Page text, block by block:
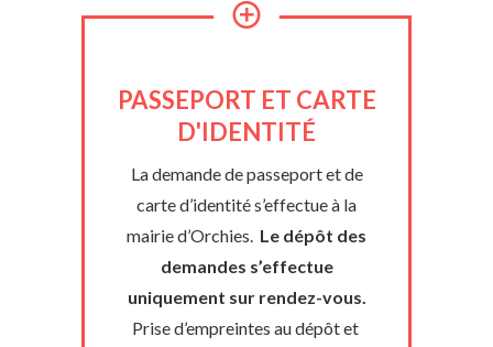
PASSEPORT ET CARTE
D'IDENTITÉ
La demande de passeport et de
carte d’identité s’effectue à la
mairie d’Orchies. Le dépôt des
demandes s’effectue
uniquement sur rendez-vous.
Prise d’empreintes au dépôt et